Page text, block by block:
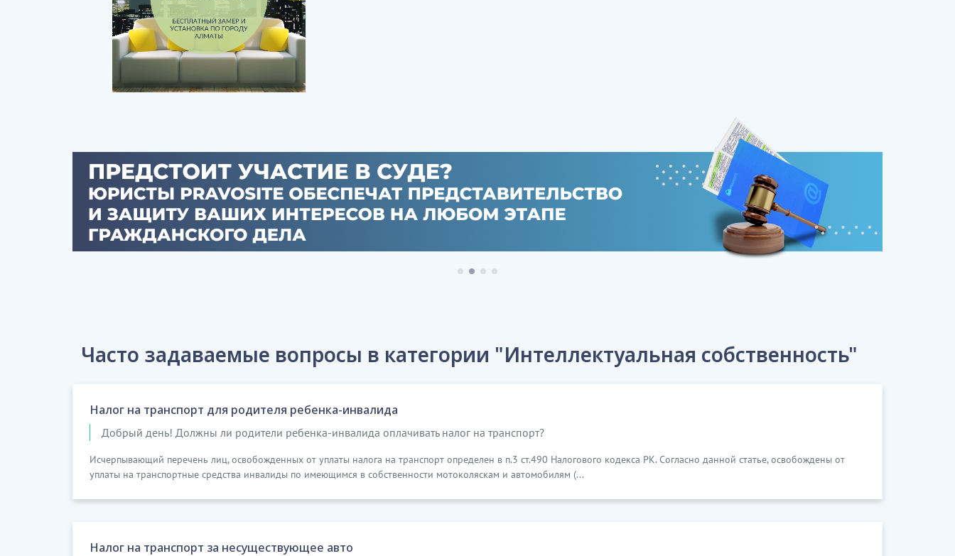
Часто задаваемые вопросы в категории "Интеллектуальная собственность"
Налог на транспорт для родителя ребенка-инвалида
Добрый день! Должны ли родители ребенка-инвалида оплачивать налог на транспорт?
Исчерпывающий перечень лиц, освобожденных от уплаты налога на транспорт определен в п.3 ст.490 Налогового кодекса РК. Согласно данной статье, освобождены от
уплаты на транспортные средства инвалиды по имеющимся в собственности мотоколяскам и автомобилям (...
Налог на транспорт за несуществующее авто